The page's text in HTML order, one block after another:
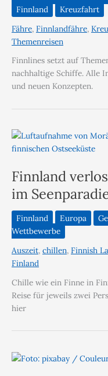
Finnland
Kreuzfahrt
Fähre, Finnlandfähre,
Themenreisen
Finnlines setzt auf
nachhaltige Schiffe. Alle
und neuen Konzepten.
Finnland
im
Finnland Europa
Wettbewerbe
Auszeit, chillen, Finnish
Finland
Chille wie ein Finne in
Reise für jeweils zwei
hier